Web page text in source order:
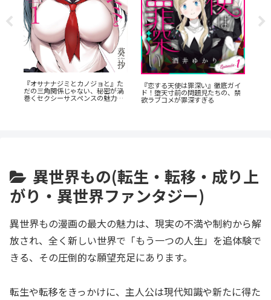
『オサナナジミとカノジョと』た
だの三角関係じゃない、秘密が渦
巻くセクシーサスペンスの魅力と
『恋する天使は罪深い』徹底ガイ
ド！堕天寸前の問題児たちの、禁
欲ラブコメが罪深すぎる
異世界もの(転生・転移・成り上
がり・異世界ファンタジー)
異世界もの漫画の最大の魅力は、現実の不満や制約から解
放され、全く新しい世界で「もう一つの人生」を追体験で
きる、その圧倒的な願望充足にあります。
転生や転移をきっかけに、主人公は現代知識や新たに得た